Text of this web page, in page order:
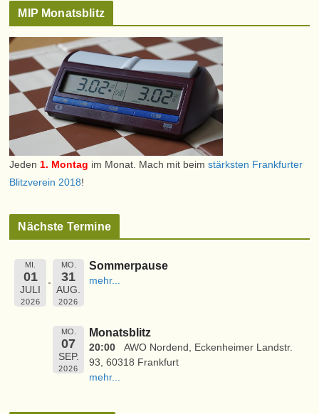
MIP Monatsblitz
Jeden 1. Montag im Monat. Mach mit beimstärksten Frankfurter
Blitzverein 2018!
Nächste Termine
MI.
01
JULI
2026
MO.
31
AUG.
2026
Sommerpause
mehr...
MO.
07
SEP.
2026
Monatsblitz
20:00
AWO Nordend, Eckenheimer Landstr.
93, 60318 Frankfurt
mehr...